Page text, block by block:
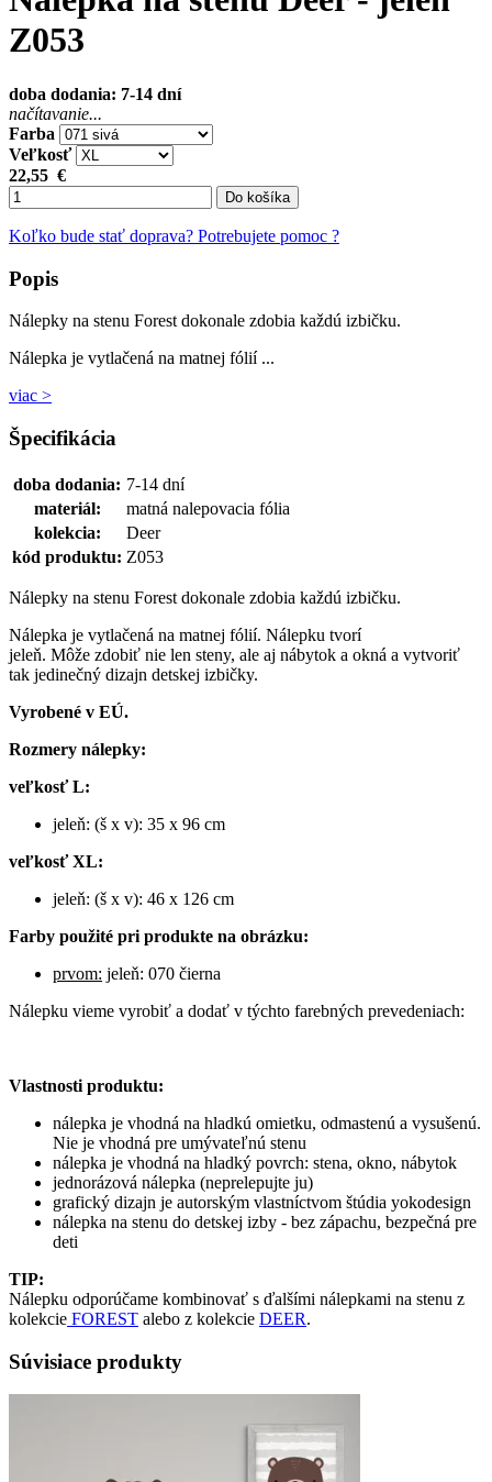
Z053
doba dodania: 7-14 dní
načítavanie...
Farba
Veľkosť
22,55 €
Do košíka
Koľko bude stať doprava? Potrebujete pomoc ?
Popis
Nálepky na stenu Forest dokonale zdobia každú izbičku.
Nálepka je vytlačená na matnej fólií ...
viac >
Špecifikácia
doba dodania: 7-14 dní
materiál:
matná nalepovacia fólia
kolekcia:
Deer
kód produktu: Z053
Nálepky na stenu Forest dokonale zdobia každú izbičku.
Nálepka je vytlačená na matnej fólií. Nálepku tvorí
jeleň. Môže zdobiť nie len steny, ale aj nábytok a okná a vytvoriť
tak jedinečný dizajn detskej izbičky.
Vyrobené v EÚ.
Rozmery nálepky:
veľkosť L:
jeleň: (š x v): 35 x 96 cm
veľkosť XL:
jeleň: (š x v): 46 x 126 cm
Farby použité pri produkte na obrázku:
prvom: jeleň: 070 čierna
Nálepku vieme vyrobiť a dodať v týchto farebných prevedeniach:
Vlastnosti produktu:
nálepka je vhodná na hladkú omietku, odmastenú a vysušenú.
Nie je vhodná pre umývateľnú stenu
nálepka je vhodná na hladký povrch: stena, okno, nábytok
jednorázová nálepka (neprelepujte ju)
grafický dizajn je autorským vlastníctvom štúdia yokodesign
nálepka na stenu do detskej izby - bez zápachu, bezpečná pre
deti
TIP:
Nálepku odporúčame kombinovať s ďalšími nálepkami na stenu z
kolekcie FOREST alebo z kolekcie DEER.
Súvisiace produkty